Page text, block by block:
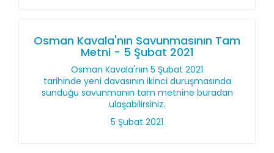
Osman Kavala'nın Savunmasının Tam
Metni - 5 Şubat 2021
Osman Kavala'nın 5 Şubat 2021
tarihinde yeni davasının ikinci duruşmasında
sunduğu savunmanın tam metnine buradan
ulaşabilirsiniz.
5 Şubat 2021